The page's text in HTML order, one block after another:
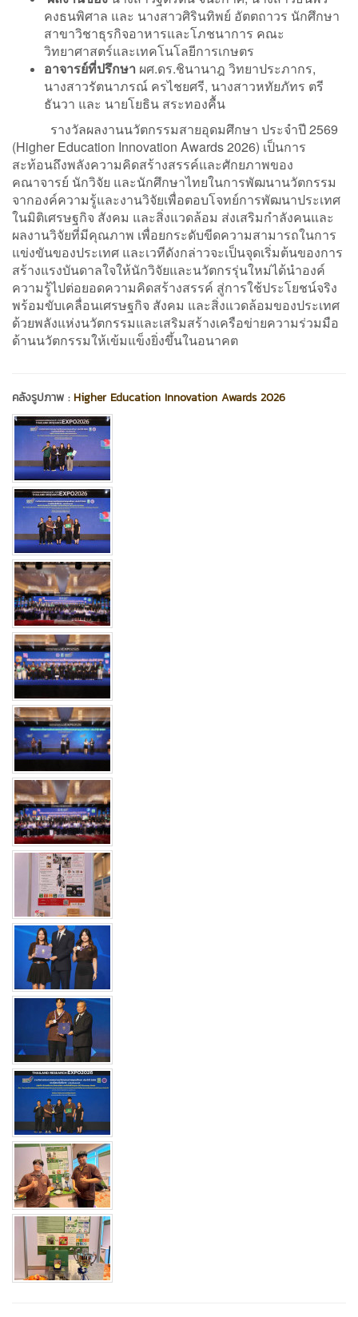
คงธนพิศาล และ นางสาวศิรินทิพย์ อัตตถาวร นักศึกษา
สาขาวิชาธุรกิจอาหารและโภชนาการ คณะ
วิทยาศาสตร์และเทคโนโลยีการเกษตร
อาจารย์ที่ปรึกษา ผศ.ดร.ชินานาฎ วิทยาประภากร,
นางสาวรัตนาภรณ์ ครไชยศรี, นางสาวหทัยภัทร ตรี
ธันวา และ นายโยธิน สระทองคื้น
รางวัลผลงานนวัตกรรมสายอุดมศึกษา ประจำปี 2569
(Higher Education Innovation Awards 2026) เป็นการ
สะท้อนถึงพลังความคิดสร้างสรรค์และศักยภาพของ
คณาจารย์ นักวิจัย และนักศึกษาไทยในการพัฒนานวัตกรรม
จากองค์ความรู้และงานวิจัยเพื่อตอบโจทย์การพัฒนาประเทศ
ในมิติเศรษฐกิจ สังคม และสิ่งแวดล้อม ส่งเสริมกำลังคนและ
ผลงานวิจัยที่มีคุณภาพ เพื่อยกระดับขีดความสามารถในการ
แข่งขันของประเทศ และเวทีดังกล่าวจะเป็นจุดเริ่มต้นของการ
สร้างแรงบันดาลใจให้นักวิจัยและนวัตกรรุ่นใหม่ได้นำองค์
ความรู้ไปต่อยอดความคิดสร้างสรรค์ สู่การใช้ประโยชน์จริง
พร้อมขับเคลื่อนเศรษฐกิจ สังคม และสิ่งแวดล้อมของประเทศ
ด้วยพลังแห่งนวัตกรรมและเสริมสร้างเครือข่ายความร่วมมือ
ด้านนวัตกรรมให้เข้มแข็งยิ่งขึ้นในอนาคต
คลังรูปภาพ : Higher Education Innovation Awards 2026